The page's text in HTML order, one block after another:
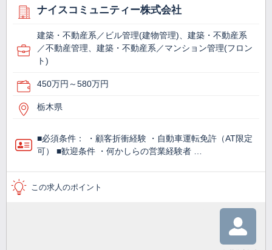
ナイスコミュニティー株式会社
建築・不動産系／ビル管理(建物管理)、建築・不動産系
／不動産管理、建築・不動産系／マンション管理(フロン
ト)
450万円～580万円
栃木県
■必須条件： ・顧客折衝経験 ・自動車運転免許（AT限定
可） ■歓迎条件 ・何かしらの営業経験者 …
この求人のポイント